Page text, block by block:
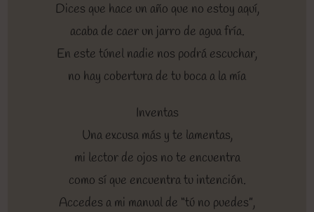
Dices que hace un año que no estoy aquí,
acaba de caer un jarro de agua fría.
En este túnel nadie nos podrá escuchar,
no hay cobertura de tu boca a la mía
Inventas
Una excusa más y te lamentas,
mi lector de ojos no te encuentra
como sí que encuentra tu intención.
Accedes a mi manual de “tú no puedes”,